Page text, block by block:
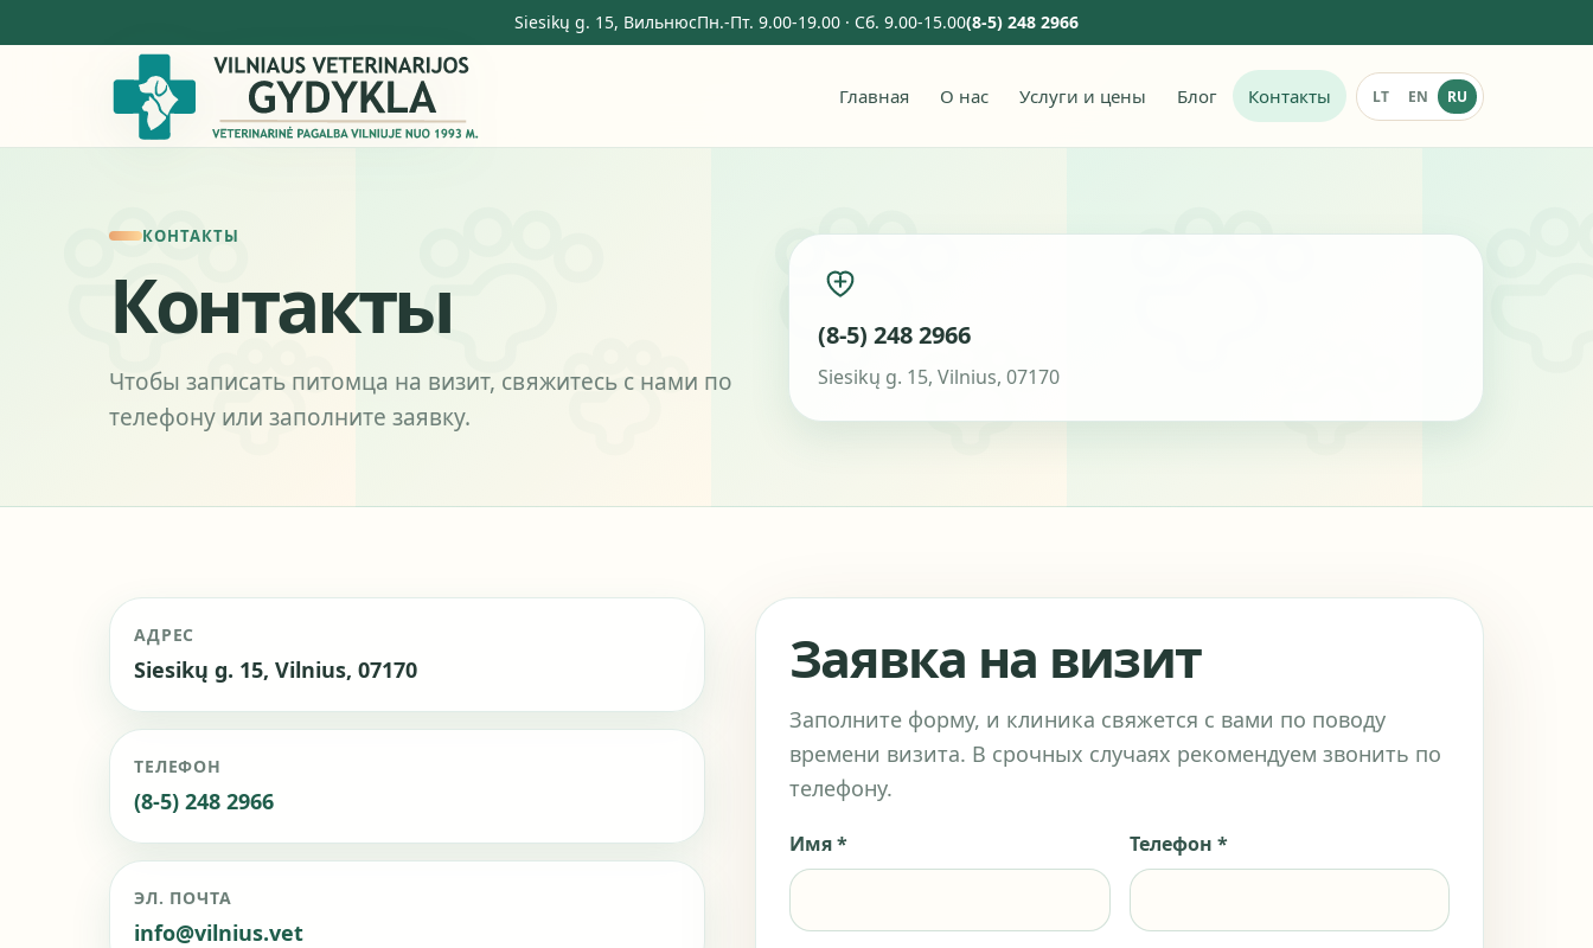
Siesikų g. 15, ВильнюсПн.-Пт. 9.00-19.00 · Сб. 9.00-15.00(8-5) 248 2966
Главная О нас Услуги и цены Блог Контакты LT EN RU
КОНТАКТЫ
Контакты
Чтобы записать питомца на визит, свяжитесь с нами по
телефону или заполните заявку.
(8-5) 248 2966
Siesikų g. 15, Vilnius, 07170
АДРЕС
Siesikų g. 15, Vilnius, 07170
ТЕЛЕФОН
(8-5) 248 2966
ЭЛ. ПОЧТА
info@vilnius.vet
Заявка на визит
Заполните форму, и клиника свяжется с вами по поводу
времени визита. В срочных случаях рекомендуем звонить по
телефону.
Имя * Телефон *